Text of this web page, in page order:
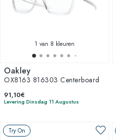
1 van 8 kleuren
Oakley
OX8163 816303 Centerboard
91,10€
Levering Dinsdag 11 Augustus
Try On